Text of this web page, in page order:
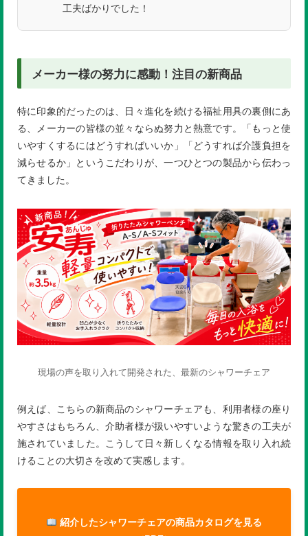
工夫ばかりでした！
メーカー様の努力に感動！注目の新商品
特に印象的だったのは、日々進化を続ける福祉用具の裏側にあ
る、メーカーの皆様の並々ならぬ努力と熱意です。「もっと使
いやすくするにはどうすればいいか」「どうすれば介護負担を
減らせるか」というこだわりが、一つひとつの製品から伝わっ
てきました。
現場の声を取り入れて開発された、最新のシャワーチェア
例えば、こちらの新商品のシャワーチェアも、利用者様の座り
やすさはもちろん、介助者様が扱いやすいような驚きの工夫が
施されていました。こうして日々新しくなる情報を取り入れ続
けることの大切さを改めて実感します。
紹介したシャワーチェアの商品カタログを見る